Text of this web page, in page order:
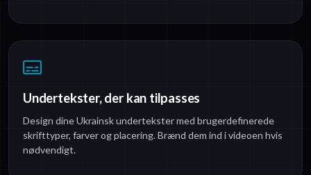
Undertekster, der kan tilpasses
Design dine Ukrainsk undertekster med brugerdefinerede
skrifttyper, farver og placering. Brænd dem ind i videoen hvis
nødvendigt.